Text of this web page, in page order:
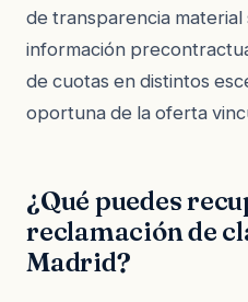
de transparencia
información
de cuotas en distintos
oportuna de la oferta
¿Qué puedes
reclamación de
Madrid?